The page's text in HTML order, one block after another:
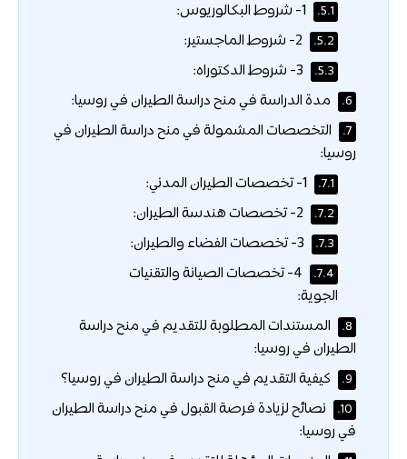
5.1.
5.2.
5.3.
6. مدة الدراسة في منح دراسة الطيران في روسيا:
7.
التخصصات المشمولة في منح دراسة الطيران في
روسيا:
7.1.
7.2.
7.3.
7.4.
4- تخصصات الصيانة والتقنيات
الجوية:
8.
المستندات المطلوبة للتقديم في منح دراسة
الطيران في روسيا:
9. كيفية التقديم في منح دراسة الطيران في روسيا؟
10.
نصائح لزيادة فرصة القبول في منح دراسة الطيران
في روسيا: